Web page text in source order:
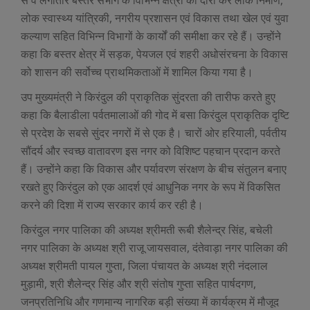
लोक स्वास्थ्य यांत्रिकी, नगरीय प्रशासन एवं विकास तथा खेल एवं युवा
कल्याण सहित विभिन्न विभागों के कार्यों की समीक्षा कर रहे हैं। उन्होंने
कहा कि बस्तर क्षेत्र में सड़क, पेयजल एवं शहरी अधोसंरचना के विकास
को शासन की सर्वोच्च प्राथमिकताओं में शामिल किया गया है।
उप मुख्यमंत्री ने किरंदुल की प्राकृतिक सुंदरता की तारीफ करते हुए
कहा कि बैलाडीला पर्वतमालाओं की गोद में बसा किरंदुल प्राकृतिक दृष्टि
से प्रदेश के सबसे सुंदर नगरों में से एक है। चारों ओर हरियाली, पर्वतीय
सौंदर्य और स्वच्छ वातावरण इस नगर को विशिष्ट पहचान प्रदान करते
हैं। उन्होंने कहा कि विकास और पर्यावरण संरक्षण के बीच संतुलन बनाए
रखते हुए किरंदुल को एक आदर्श एवं आधुनिक नगर के रूप में विकसित
करने की दिशा में राज्य सरकार कार्य कर रही है।
किरंदुल नगर पालिका की अध्यक्ष श्रीमती रूबी शैलेन्द्र सिंह, बचेली
नगर पालिका के अध्यक्ष श्री राजू जायसवाल, दंतेवाड़ा नगर पालिका की
अध्यक्ष श्रीमती पायल गुप्ता, जिला पंचायत के अध्यक्ष श्री नंदलाल
मुड़ामी, श्री शैलेन्द्र सिंह और श्री संतोष गुप्ता सहित पार्षदगण,
जनप्रतिनिधि और गणमान्य नागरिक बड़ी संख्या में कार्यक्रम में मौजूद